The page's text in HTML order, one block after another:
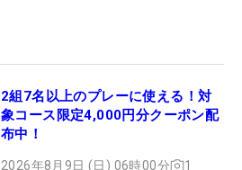
2組7名以上のプレーに使える！対
象コース限定4,000円分クーポン配
布中！
2026年8月9日 (日) 06時00分 1